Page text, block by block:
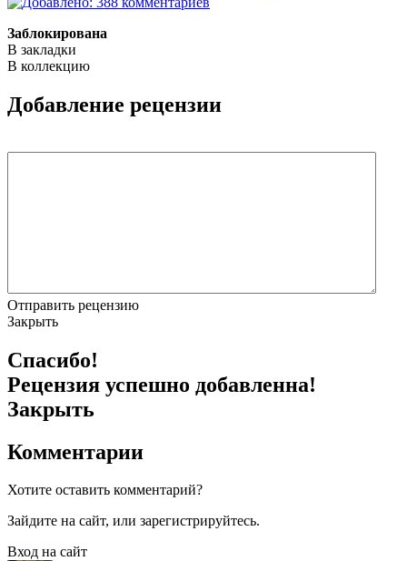
Заблокирована
В закладки
В коллекцию
Добавление рецензии
Отправить рецензию
Закрыть
Спасибо!
Рецензия успешно добавленна!
Закрыть
Комментарии
Хотите оставить комментарий?
Зайдите на сайт, или зарегистрируйтесь.
Вход на сайт